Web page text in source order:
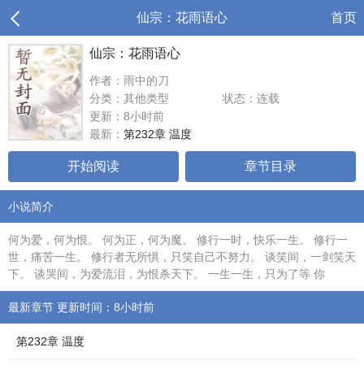
仙宗：花雨语心 首页
仙宗：花雨语心
作者：雨中的刀
分类：其他类型
状态：连载
更新：8小时前
最新： 第232章 温度
开始阅读 章节目录
小说简介
何为爱，何为恨。 何为正，何为魔。 修行一时，快乐一生。 修行一
世，痛苦一生。 修行者无所惧，只笑自己不努力。 谈笑间，一剑笑天
下。 谈哭间，为爱流泪，为恨杀天下。 一生一生，只为了等 你
最新章节 更新时间：8小时前
第232章 温度